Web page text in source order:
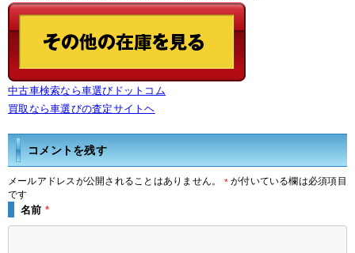
中古車検索なら車選びドットコム
買取なら車選びの査定サイトヘ
コメントを残す
メールアドレスが公開されることはありません。 *が付いている欄は必須項目
です
名前 *